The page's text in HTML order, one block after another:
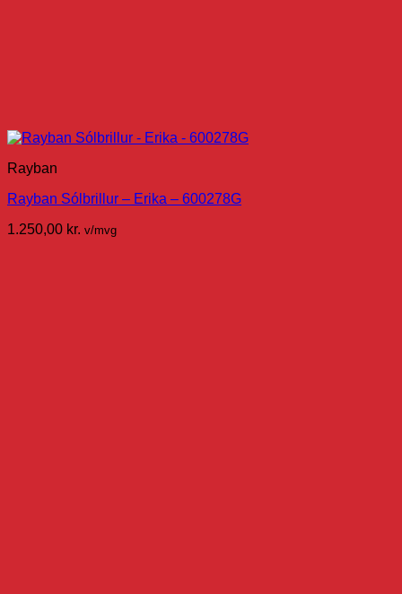
Rayban
Rayban Sólbrillur – Erika – 600278G
1.250,00 kr. v/mvg